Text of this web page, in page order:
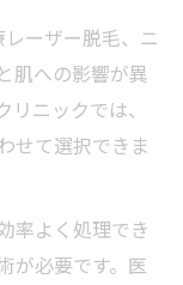
ーザー脱毛、ニ
肌への影響が異
ニックでは、
せて選択できま
率よく処理でき
が必要です。医